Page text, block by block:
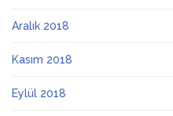
Aralık 2018
Kasım 2018
Eylül 2018